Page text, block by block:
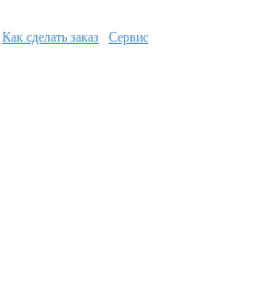
Как сделать заказ Сервис